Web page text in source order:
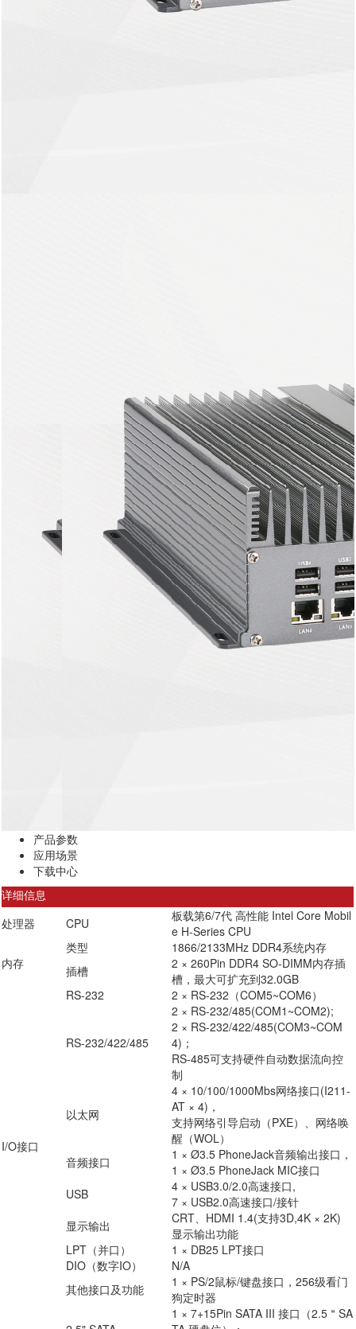
产品参数
应用场景
下载中心
详细信息
处理器
CPU
板载第6/7代 高性能 Intel Core Mobil
e H-Series CPU
内存
类型
1866/2133MHz DDR4系统内存
插槽
2 × 260Pin DDR4 SO-DIMM内存插
槽，最大可扩充到32.0GB
I/O接口
RS-232 2 × RS-232（COM5~COM6）
RS-232/422/485
2 × RS-232/485(COM1~COM2);
2 × RS-232/422/485(COM3~COM
4)；
RS-485可支持硬件自动数据流向控
制
以太网
4 × 10/100/1000Mbs网络接口(I211-
AT × 4)，
支持网络引导启动（PXE）、网络唤
醒（WOL）
音频接口
1 × Ø3.5 PhoneJack音频输出接口，
1 × Ø3.5 PhoneJack MIC接口
USB
4 × USB3.0/2.0高速接口,
7 × USB2.0高速接口/接针
显示输出
CRT、HDMI 1.4(支持3D,4K × 2K)
显示输出功能
LPT（并口）
1 × DB25 LPT接口
DIO（数字IO）
N/A
其他接口及功能
1 × PS/2鼠标/键盘接口，256级看门
狗定时器
1 × 7+15Pin SATA III 接口（2.5＂SA